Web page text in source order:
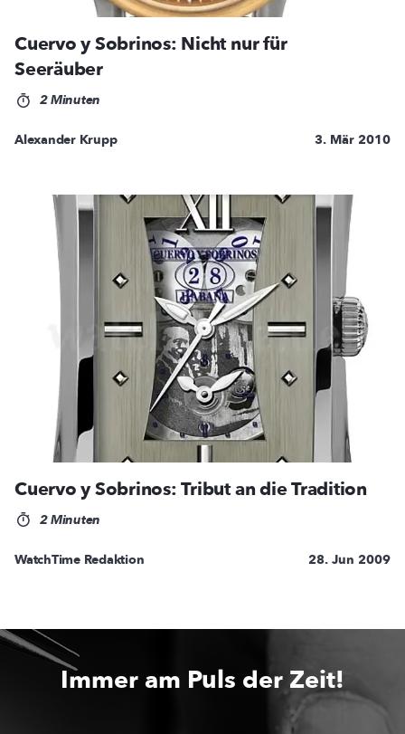
Cuervo y Sobrinos: Nicht nur für
Seeräuber
2 Minuten
Alexander Krupp 3. Mär 2010
Cuervo y Sobrinos: Tribut an die Tradition
2 Minuten
WatchTime Redaktion 28. Jun 2009
Immer am Puls der Zeit!